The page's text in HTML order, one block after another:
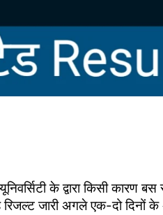
के द्वारा किसी कारण
जारी अगले एक-दो दिनों के